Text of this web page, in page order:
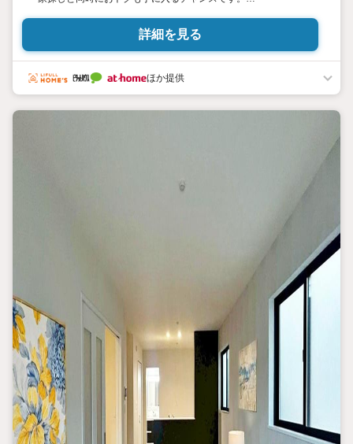
※詳しい条件は説明ページをご確認ください。
『本日ご案内OK』送迎無料！
テレビで紹介された『やどかリッチ』使えます！
豊かに過ごすには『インテリア』家具や家電と『エクステリア』カー
物件の探し方、ローンの組み方、知らないと損する税金のこと等
詳細を見る
ほか提供